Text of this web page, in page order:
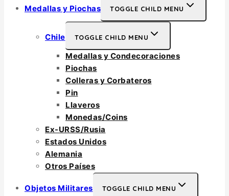
Medallas y Piochas TOGGLE CHILD MENU
Chile TOGGLE CHILD MENU
Medallas y Condecoraciones
Piochas
Colleras y Corbateros
Pin
Llaveros
Monedas/Coins
Ex-URSS/Rusia
Estados Unidos
Alemania
Otros Países
Objetos Militares TOGGLE CHILD MENU